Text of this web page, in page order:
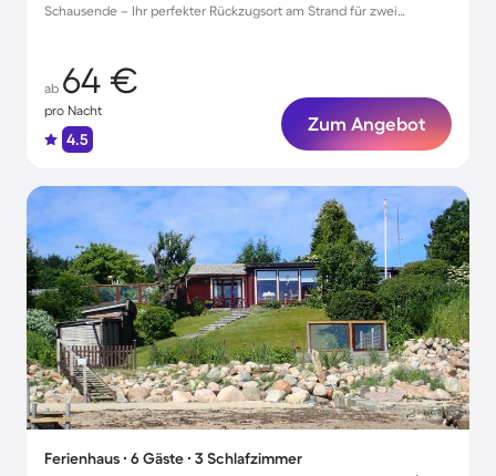
Schausende – Ihr perfekter Rückzugsort am Strand für zwei
ab 64 €
pro Nacht
4.5
Zum Angebot
Ferienhaus ∙ 6 Gäste ∙ 3 Schlafzimmer